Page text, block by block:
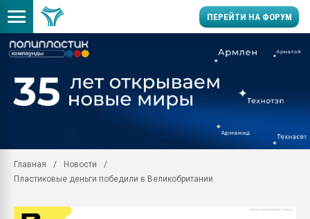
ПЕРЕЙТИ НА ФОРУМ
производство SPC
заводу пластмасс"
Главная
Новости
Пластиковые деньги победили в Великобритании